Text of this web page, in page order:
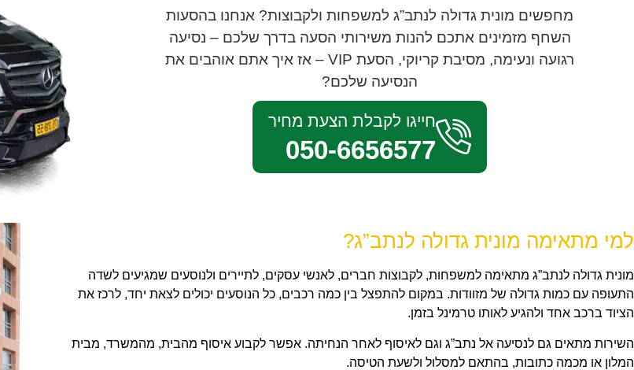
מחפשים מונית גדולה לנתב”ג למשפחות ולקבוצות? אנחנו בהסעות
השחף מזמינים אתכם להנות משירותי הסעה בדרך שלכם – נסיעה
רגועה ונעימה, מסיבת קריוקי, הסעת VIP – אז איך אתם אוהבים את
הנסיעה שלכם?
חייגו לקבלת הצעת מחיר
050-6656577
למי מתאימה מונית גדולה לנתב”ג?
מונית גדולה לנתב”ג מתאימה למשפחות, לקבוצות חברים, לאנשי עסקים, לתיירים ולנוסעים שמגיעים לשדה
התעופה עם כמות גדולה של מזוודות. במקום להתפצל בין כמה רכבים, כל הנוסעים יכולים לצאת יחד, לרכז את
הציוד ברכב אחד ולהגיע לאותו טרמינל בזמן.
השירות מתאים גם לנסיעה אל נתב”ג וגם לאיסוף לאחר הנחיתה. אפשר לקבוע איסוף מהבית, מהמשרד, מבית
המלון או מכמה כתובות, בהתאם למסלול ולשעת הטיסה.